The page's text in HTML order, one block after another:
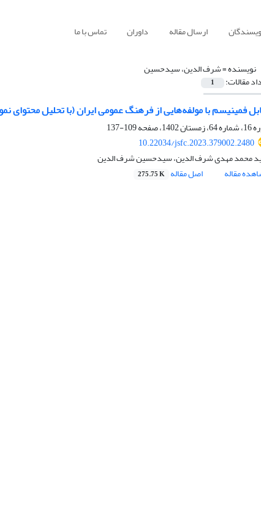
ارسال مقاله داوران تماس با ما
نویسنده =شرف الدین، سیدحسین
مقالات: 1
فمینیسم با مولفه‌هایی از فرهنگ عمومی ایران (با تحلیل محتوای
1402، صفحه
109-137
10.22034/jsfc.2023.379002.2480
محمد مهدی شرف الدین، سیدحسین شرف الدین
مقاله
اصل مقاله 275.75 K